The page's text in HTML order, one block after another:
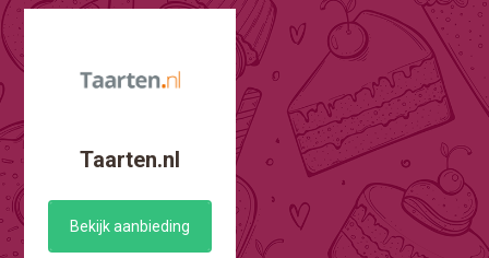
Taarten.nl
Bekijk aanbieding